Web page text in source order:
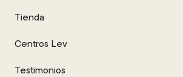
Tienda
Centros Lev
Testimonios